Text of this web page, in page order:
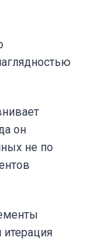
он
не по